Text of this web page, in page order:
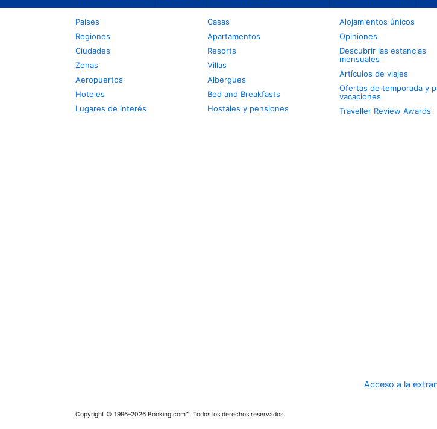
Países
Regiones
Ciudades
Zonas
Aeropuertos
Hoteles
Lugares de interés
Casas
Apartamentos
Resorts
Villas
Albergues
Bed and Breakfasts
Hostales y pensiones
Alojamientos únicos
Opiniones
Descubrir las estancias
mensuales
Artículos de viajes
Ofertas de temporada y
vacaciones
Traveller Review Awards
Acceso a la
Copyright © 1996–2026 Booking.com™. Todos los derechos reservados.